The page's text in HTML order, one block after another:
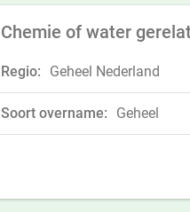
Chemie of water
Regio: Geheel Nederland
Soort overname: Geheel